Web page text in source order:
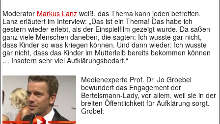
Moderator Markus Lanz weiß, das Thema kann jeden betreffen.
Lanz erläutert im Interview: „Das ist ein Thema! Das habe ich
gestern wieder erlebt, als der Einspielfilm gezeigt wurde. Da saßen
ganz viele Menschen daneben, die sagten: Ich wusste gar nicht,
dass Kinder so was kriegen können. Und dann wieder: Ich wusste
gar nicht, dass das Kinder im Mutterleib bereits bekommen können
… Insofern sehr viel Aufklärungsbedarf.“
Medienexperte Prof. Dr. Jo Groebel
bewundert das Engagement der
Bertelsmann-Lady, vor allem, weil sie in der
breiten Öffentlichkeit für Aufklärung sorgt.
Grobel: